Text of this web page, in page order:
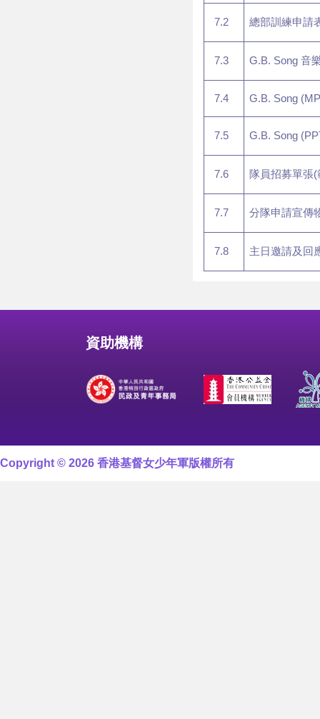
7.2 總部訓練申請
7.3 G.B. Song 音
7.4 G.B. Song
7.5 G.B. Song
7.6 隊員招募單張
7.7 分隊申請宣傳
7.8 主日邀請及回
資助機構
Copyright © 2026 香港基督女少年軍版權所有